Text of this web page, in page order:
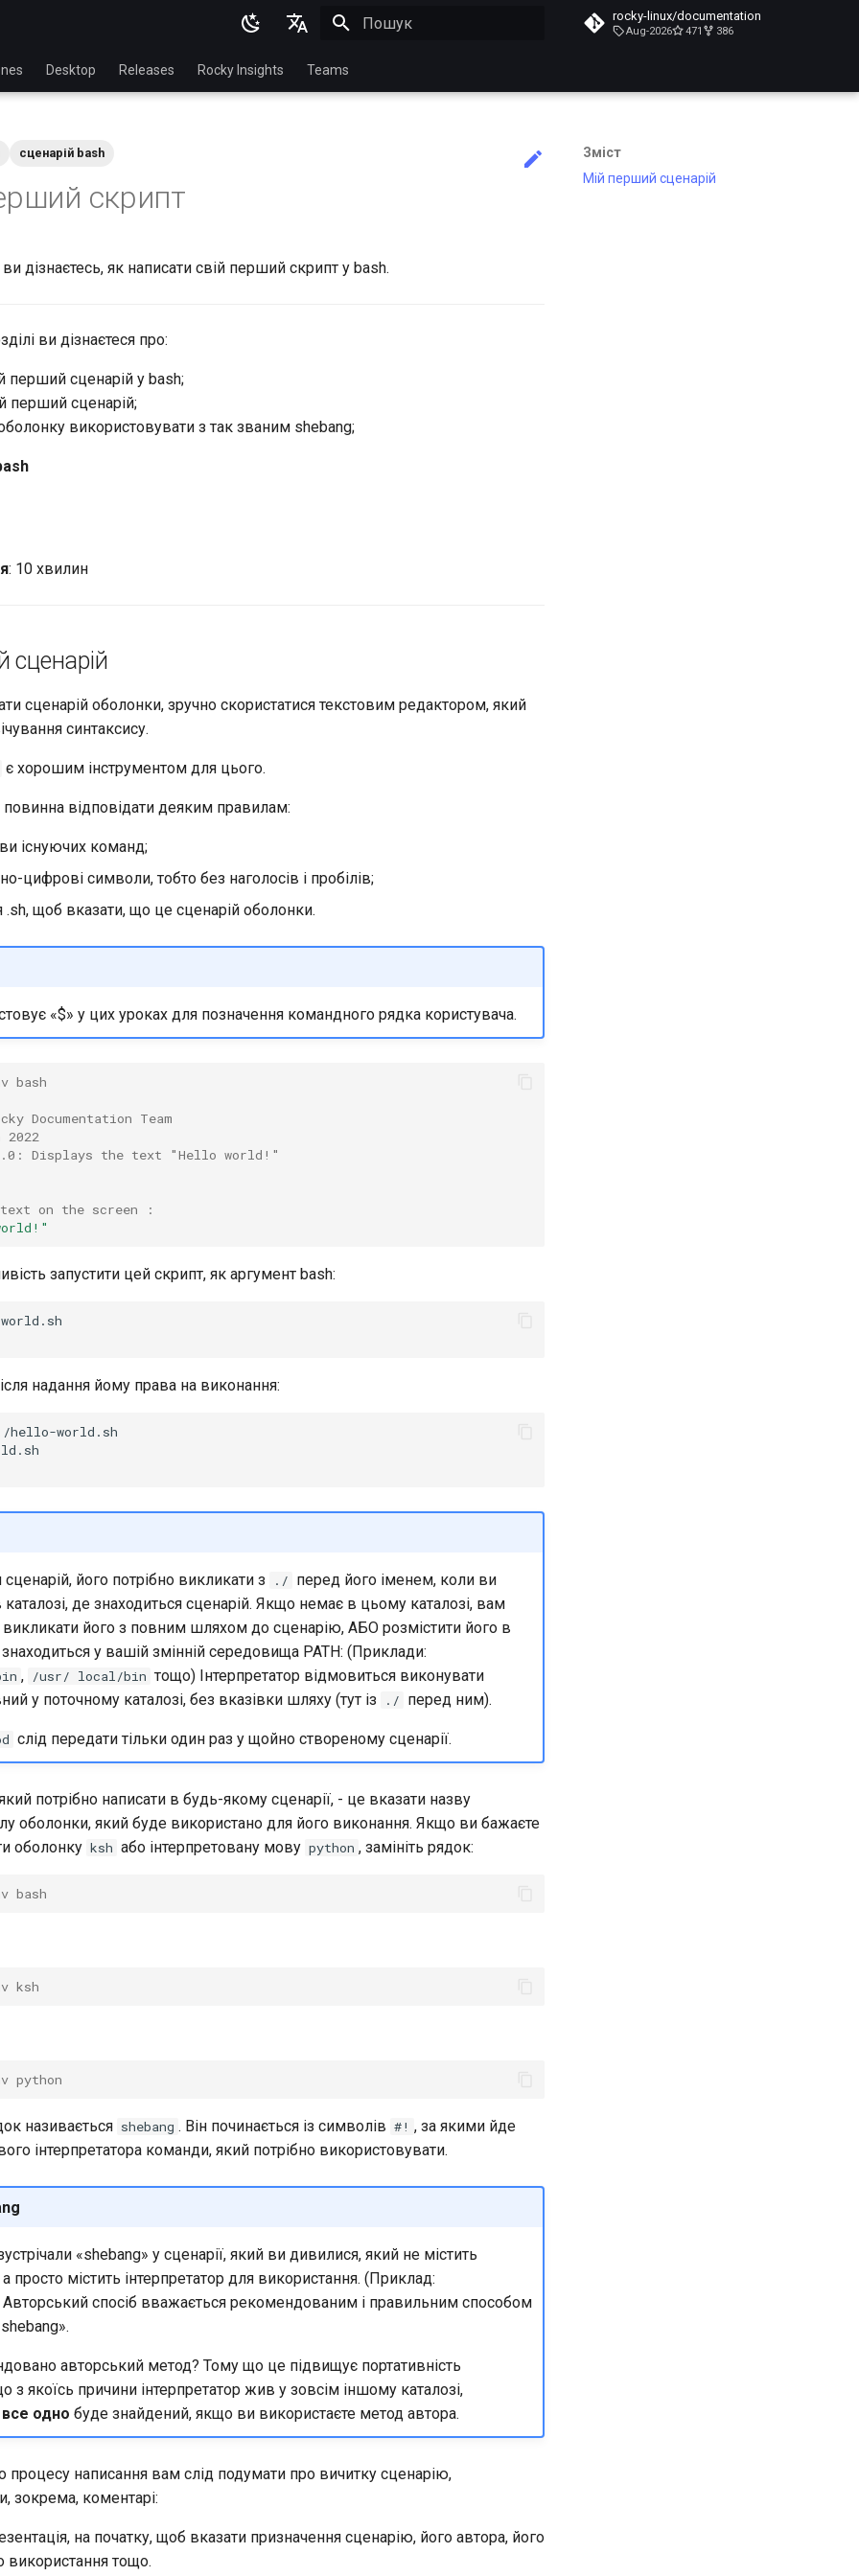
English
日本語
rocky-linux/documentation
Aug-2026 471 386
Desktop Releases Rocky Insights Teams
Зміст
Мій перший сценарій
сценарій bash
скрипт
дізнаєтесь, як написати свій перший скрипт у bash.
ви дізнаєтеся про:
перший сценарій у bash;
перший сценарій;
використовувати з так званим shebang;
: 10 хвилин
сценарій
сценарій оболонки, зручно скористатися текстовим редактором, який
синтаксису.
є хорошим інструментом для цього.
відповідати деяким правилам:
існуючих команд;
цифрові символи, тобто без наголосів і пробілів;
щоб вказати, що це сценарій оболонки.
«$» у цих уроках для позначення командного рядка користувача.
bash
Documentation Team
2022
Displays the text "Hello world!"
on the screen :
запустити цей скрипт, як аргумент bash:
надання йому права на виконання:
hello-world.sh
його потрібно викликати з ./ перед його іменем, коли ви
каталозі, де знаходиться сценарій. Якщо немає в цьому каталозі, вам
викликати його з повним шляхом до сценарію, АБО розмістити його в
знаходиться у вашій змінній середовища PATH: (Приклади:
, /usr/ local/bin тощо) Інтерпретатор відмовиться виконувати
у поточному каталозі, без вказівки шляху (тут із
./ перед ним).
слід передати тільки один раз у щойно створеному сценарії.
потрібно написати в будь-якому сценарії, - це вказати назву
оболонки, який буде використано для його виконання. Якщо ви бажаєте
оболонку ksh або інтерпретовану мову python , замініть рядок:
bash
ksh
python
називається shebang . Він починається із символів #! , за якими йде
інтерпретатора команди, який потрібно використовувати.
«shebang» у сценарії, який ви дивилися, який не містить
а просто містить інтерпретатор для використання. (Приклад:
Авторський спосіб вважається рекомендованим і правильним способом
авторський метод? Тому що це підвищує портативність
з якоїсь причини інтерпретатор жив у зовсім іншому каталозі,
все одно буде знайдений, якщо ви використаєте метод автора.
процесу написання вам слід подумати про вичитку сценарію,
зокрема, коментарі:
на початку, щоб вказати призначення сценарію, його автора, його
використання тощо.